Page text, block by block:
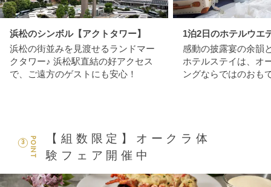
浜松のシンボル【アクトタワー】
浜松の街並みを見渡せるランドマー
クタワー♪ 浜松駅直結の好アクセス
で、ご遠方のゲストにも安心！
1泊2日のホテルウエ
感動の披露宴の余韻
ホテルステイは、オ
ングならではのおも
POINT
3
【組数限定】オークラ体
験フェア開催中